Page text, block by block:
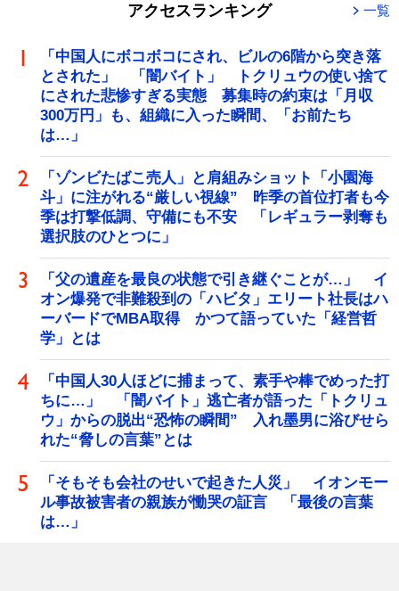
アクセスランキング 一覧
「中国人にボコボコにされ、ビルの6階から突き落
とされた」 「闇バイト」 トクリュウの使い捨て
にされた悲惨すぎる実態 募集時の約束は「月収
300万円」も、組織に入った瞬間、「お前たち
は…」
「ゾンビたばこ売人」と肩組みショット「小園海
斗」に注がれる“厳しい視線” 昨季の首位打者も今
季は打撃低調、守備にも不安 「レギュラー剥奪も
選択肢のひとつに」
「父の遺産を最良の状態で引き継ぐことが…」 イ
オン爆発で非難殺到の「ハビタ」エリート社長はハ
ーバードでMBA取得 かつて語っていた「経営哲
学」とは
「中国人30人ほどに捕まって、素手や棒でめった打
ちに…」 「闇バイト」逃亡者が語った「トクリュ
ウ」からの脱出“恐怖の瞬間” 入れ墨男に浴びせら
れた“脅しの言葉”とは
「そもそも会社のせいで起きた人災」 イオンモー
ル事故被害者の親族が慟哭の証言 「最後の言葉
は…」